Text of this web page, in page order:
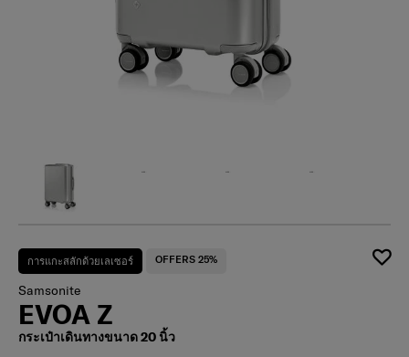
การแกะสลักด้วยเลเซอร์ OFFERS 25%
Samsonite
EVOA Z
กระเป๋าเดินทางขนาด 20 นิ้ว